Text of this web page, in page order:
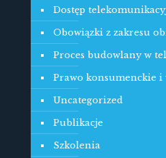
Dostęp
Obowiązki z zakresu
Proces budowlany w
Prawo konsumenckie i
Uncategorized
Publikacje
Szkolenia